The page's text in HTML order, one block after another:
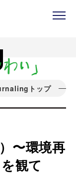
トップ
〜環境再
観て